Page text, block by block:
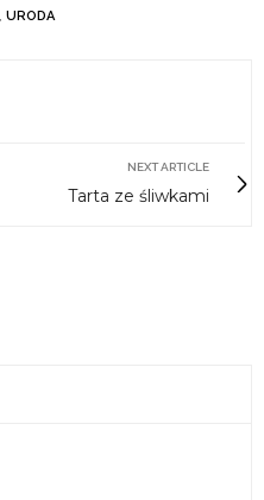
URODA
NEXT ARTICLE
Tarta ze śliwkami